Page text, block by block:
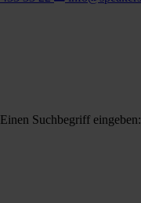
Einen Suchbegriff eingeben: